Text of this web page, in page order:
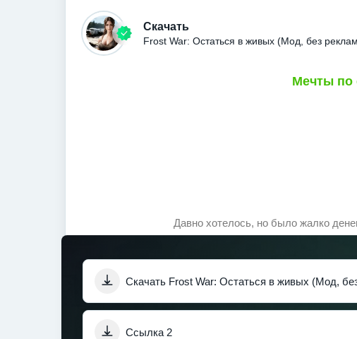
Скачать
Frost War: Остаться в живых (Мод, без
Мечты по
Давно хотелось, но было жалко
Скачать Frost War: Остаться в живых (Мод,
Ссылка 2